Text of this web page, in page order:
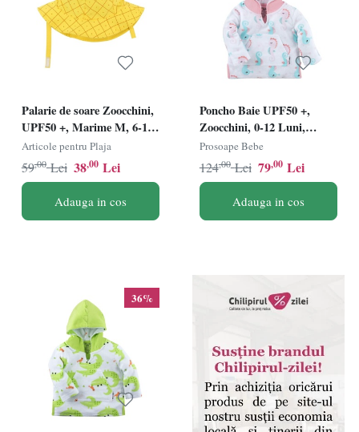
Palarie de soare Zoocchini,
UPF50 +, Marime M, 6-12
Luni - Ananas
Articole pentru Plaja
38,00 Lei
59,00 Lei
Adauga in cos
Poncho Baie UPF50 +,
Zoocchini, 0-12 Luni,
Seahorse
Prosoape Bebe
79,00 Lei
124,00 Lei
Adauga in cos
36%